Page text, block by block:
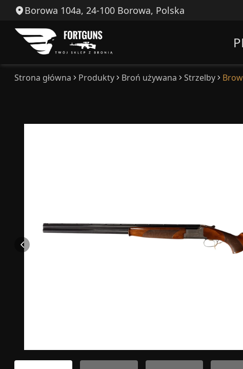
Borowa 104a, 24-100 Borowa, Polska
Strona główna Produkty Broń używana Strzelby